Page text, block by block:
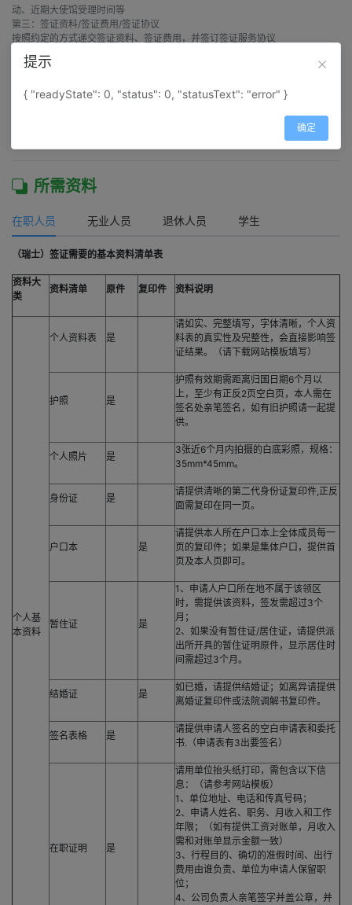
动、近期大使馆受理时间等
第三：签证资料/签证费用/签证协议
按照约定的方式递交签证资料、签证费用，并签订签证服务协议
第四：使馆受理签证申请
收到签证资料和签证费用后，当日整理和审核签证材料，并安排外勤人员在之
第五：通知签证结果，返还护照
所需资料
在职人员 无业人员 退休人员 学生
（瑞士）签证需要的基本资料清单表
资料大
类
资料清单 原件 复印件 资料说明
个人基
本资料
个人资料表 是
请如实、完整填写，字体清晰，个人资
料表的真实性及完整性，会直接影响签
证结果。（请下载网站模板填写）
护照 是
护照有效期需距离归国日期6个月以
上，至少有正反2页空白页，本人需在
签名处亲笔签名，如有旧护照请一起提
供。
个人照片 是
3张近6个月内拍摄的白底彩照，规格：
35mm*45mm。
身份证 是
请提供清晰的第二代身份证复印件,正反
面需复印在同一页。
户口本 是
请提供本人所在户口本上全体成员每一
页的复印件；如果是集体户口，提供首
页及本人页即可。
暂住证 是
1、申请人户口所在地不属于该领区
时，需提供该资料，签发需超过3个
月；
2、如果没有暂住证/居住证，请提供派
出所开具的暂住证明原件，显示居住时
间需超过3个月。
结婚证 是
如已婚，请提供结婚证；如离异请提供
离婚证复印件或法院调解书复印件。
签名表格 是
请提供申请人签名的空白申请表和委托
书.（申请表有3出要签名）
在职证明 是
请用单位抬头纸打印，需包含以下信
息：（请参考网站模板）
1、单位地址、电话和传真号码；
2、申请人姓名、职务、月收入和工作
年限；（如有提供工资对账单，月收入
需和对账单显示金额一致）
3、行程目的、确切的准假时间、出行
费用由谁负责、单位为申请人保留职
位；
4、公司负责人亲笔签字并盖公章，并
提示
{ "readyState": 0, "status": 0, "statusText": "error" }
确定